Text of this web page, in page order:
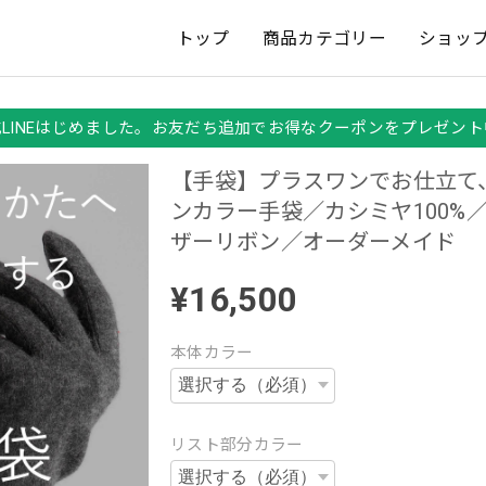
トップ 商品カテゴリー ショッ
はじめました。お友だち追加でお得なクーポンをプレゼン
【手袋】プラスワンでお仕立
ンカラー手袋／カシミヤ100%
ザーリボン／オーダーメイド
¥16,500
本体カラー
リスト部分カラー